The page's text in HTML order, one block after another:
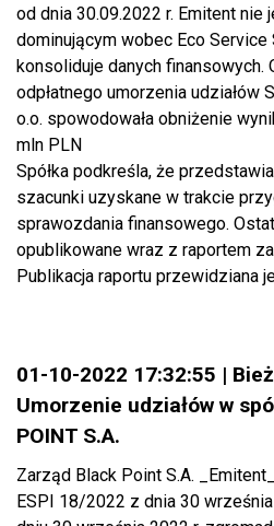
od dnia 30.09.2022 r. Emitent nie
dominującym wobec Eco Service
konsoliduje danych finansowych.
odpłatnego umorzenia udziałów
o.o. spowodowała obniżenie
mln PLN
Spółka podkreśla, że
szacunki uzyskane w trakcie
sprawozdania finansowego.
opublikowane wraz z raportem
Publikacja raportu przewidziana
01-10-2022 17:32:55 |
Umorzenie udziałów w
POINT S.A.
Zarząd Black Point S.A.
ESPI 18/2022 z dnia 30